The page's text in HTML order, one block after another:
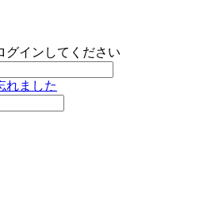
グインしてください
れました